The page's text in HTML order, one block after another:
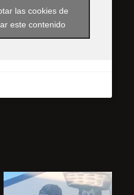
las cookies de
este contenido